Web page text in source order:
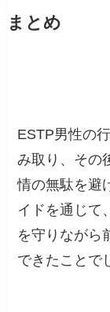
まとめ
ESTP男性の
み取り、その
情の無駄を避
イドを通じて
を守りながら
できたことで